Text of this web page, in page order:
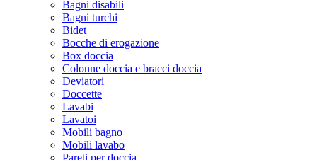
Bagni disabili
Bagni turchi
Bidet
Bocche di erogazione
Box doccia
Colonne doccia e bracci doccia
Deviatori
Doccette
Lavabi
Lavatoi
Mobili bagno
Mobili lavabo
Pareti per doccia